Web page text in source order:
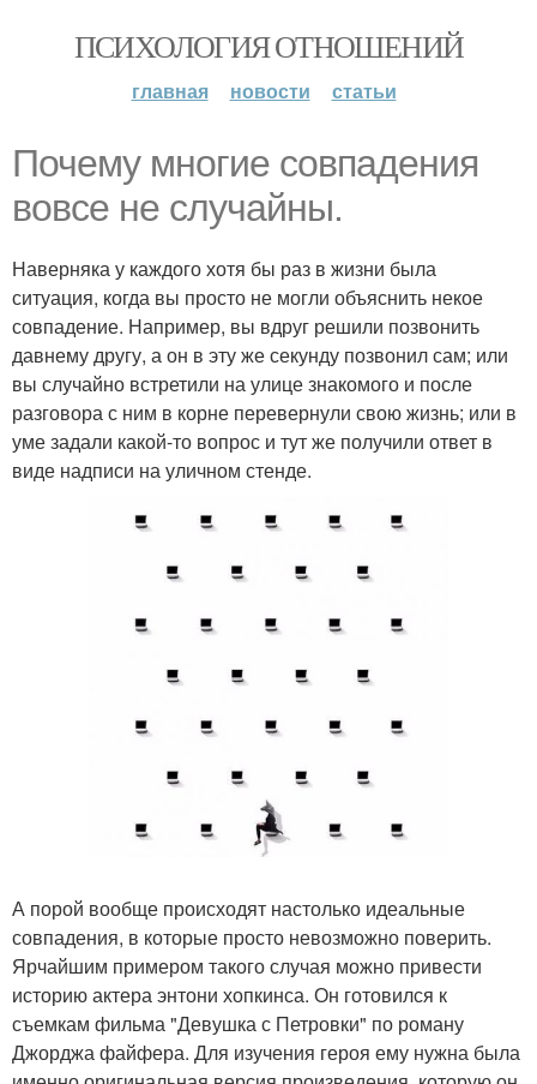
ПСИХОЛОГИЯ ОТНОШЕНИЙ
главная новости статьи
Почему многие совпадения
вовсе не случайны.
Наверняка у каждого хотя бы раз в жизни была
ситуация, когда вы просто не могли объяснить некое
совпадение. Например, вы вдруг решили позвонить
давнему другу, а он в эту же секунду позвонил сам; или
вы случайно встретили на улице знакомого и после
разговора с ним в корне перевернули свою жизнь; или в
уме задали какой-то вопрос и тут же получили ответ в
виде надписи на уличном стенде.
А порой вообще происходят настолько идеальные
совпадения, в которые просто невозможно поверить.
Ярчайшим примером такого случая можно привести
историю актера энтони хопкинса. Он готовился к
съемкам фильма "Девушка с Петровки" по роману
Джорджа файфера. Для изучения героя ему нужна была